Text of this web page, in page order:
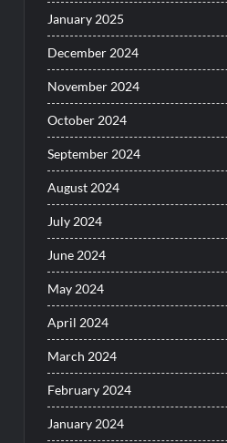
January 2025
December 2024
November 2024
October 2024
September 2024
August 2024
July 2024
June 2024
May 2024
April 2024
March 2024
February 2024
January 2024